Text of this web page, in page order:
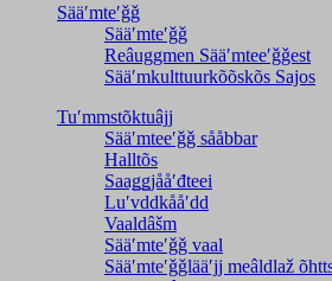
Sääʹmteʹǧǧ
Sääʹmteʹǧǧ
Reâuggmen Sääʹmteeʹǧǧest
Sääʹmkulttuurkõõskõs Sajos
Tuʹmmstõktuâjj
Sääʹmteeʹǧǧ sååbbar
Halltõs
Saaǥǥjååʹđteei
Luʹvddkååʹdd
Vaaldâšm
Sääʹmteʹǧǧ vaal
Sääʹmteʹǧǧlääʹjj meâldlaž